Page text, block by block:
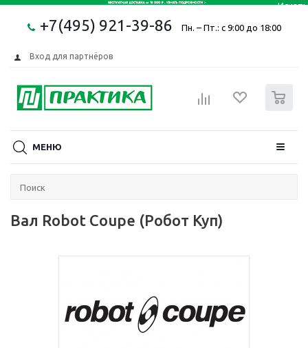
+7(495) 921-39-86 Пн. – Пт.: с 9:00 до 18:00
Вход для партнёров
МЕНЮ
Вал Robot Coupe (Робот Куп)